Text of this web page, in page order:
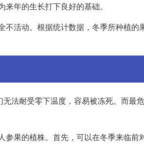
年的生长打下良好的基础。
活动。根据统计数据，冬季所种植
法耐受零下温度，容易被冻死。而最
果的植株。首先，可以在冬季来临